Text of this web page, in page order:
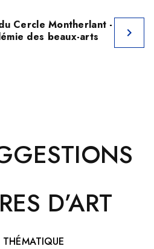
Cercle Montherlant -
des beaux-arts
navigate_next
D’ART
THÉMATIQUE